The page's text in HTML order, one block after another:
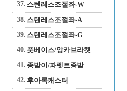
37. 스텐레스조절좌-W
38. 스텐레스조절좌-A
39. 스텐레스조절좌-G
40. 풋베이스/앙카브라켓
41. 종발이/파렛트종발
42. 후아록캐스터